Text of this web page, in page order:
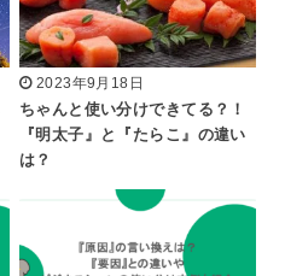
2023年9月18日
ちゃんと使い分けできてる？！
『明太子』と『たらこ』の違い
は？